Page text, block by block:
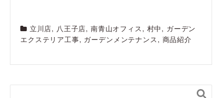
立川店, 八王子店, 南青山オフィス , 村中, ガーデン
エクステリア工事, ガーデンメンテナンス , 商品紹介
